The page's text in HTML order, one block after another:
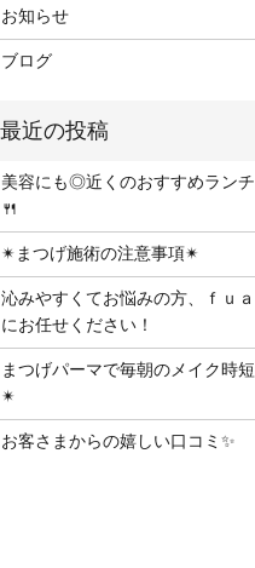
お知らせ
ブログ
美容にも◎近くのおすすめランチ
🍴
✴︎まつげ施術の注意事項✴︎
沁みやすくてお悩みの方、ｆｕａ
にお任せください！
まつげパーマで毎朝のメイク時短
✴︎
お客さまからの嬉しい口コミ✨